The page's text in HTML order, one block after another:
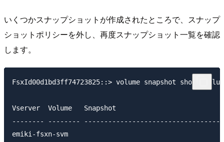
いくつかスナップショットが作成されたところで、スナップ
ショットポリシーを外し、再度スナップショット一覧を確認
します。
FsxId00d1bd3ff74723825::> volume snapshot show -
Vserver  Volume   Snapshot
-------- --------
emiki-fsxn-svm